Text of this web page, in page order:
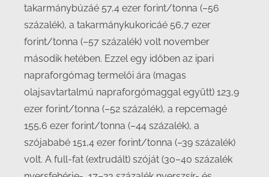
takarmánybúzáé 57,4 ezer forint/tonna (–56
százalék), a takarmánykukoricáé 56,7 ezer
forint/tonna (–57 százalék) volt november
második hetében. Ezzel egy időben az ipari
napraforgómag termelői ára (magas
olajsavtartalmú napraforgómaggal együtt) 123,9
ezer forint/tonna (–52 százalék), a repcemagé
155,6 ezer forint/tonna (–44 százalék), a
szójababé 151,4 ezer forint/tonna (–39 százalék)
volt. A full-fat (extrudált) szóját (30–40 százalék